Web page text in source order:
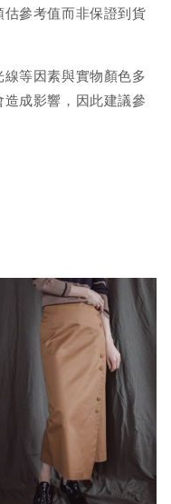
參考值而非保證到貨
等因素與實物顏色多
成影響，因此建議參